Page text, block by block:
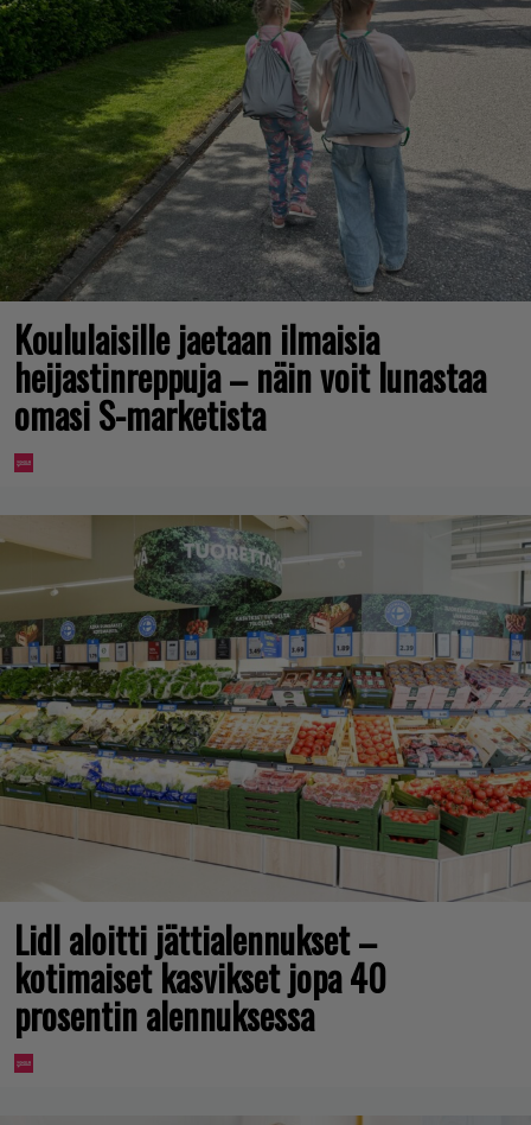
Koululaisille jaetaan ilmaisia
heijastinreppuja – näin voit lunastaa
omasi S-marketista
Lidl aloitti jättialennukset –
kotimaiset kasvikset jopa 40
prosentin alennuksessa